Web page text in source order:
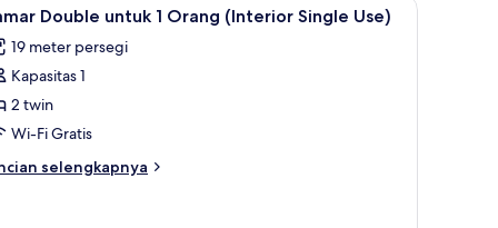
5 Double untuk 1 Orang (Interior Single Use)
19 meter persegi
Kapasitas 1
2 twin
Wi-Fi Gratis
selengkapnya